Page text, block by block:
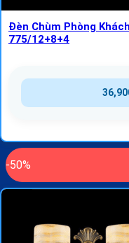
Đèn Chùm Phòng
775/12+8+4
-50%